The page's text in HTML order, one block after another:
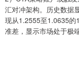
汇对冲架构。历史数据
现从1.2555至1.0635的
准差，显示市场处于极